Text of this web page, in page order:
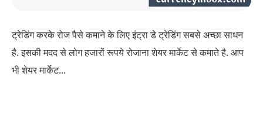
ट्रेडिंग करके रोज पैसे कमाने के लिए इंट्रा डे ट्रेडिंग सबसे अच्छा साधन
है. इसकी मदद से लोग हजारों रूपये रोजाना शेयर मार्केट से कमाते है. आप
भी शेयर मार्केट...